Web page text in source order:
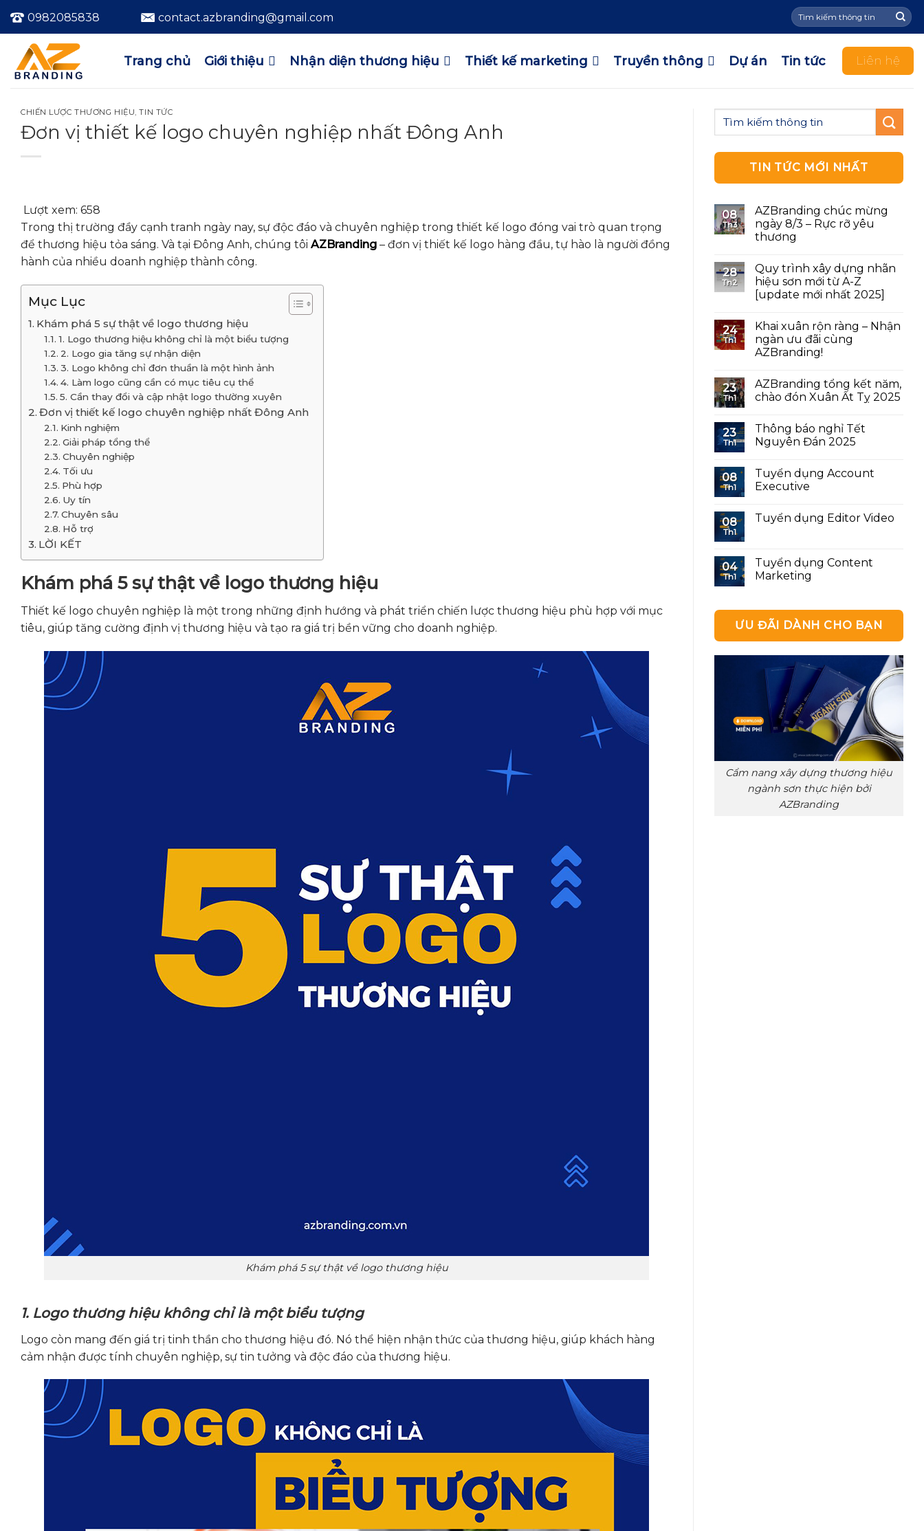
qua
dung
0982085838 contact.azbranding@gmail.com
Tìm
kiếm:
Trang chủ Giới thiệu Nhận diện thương hiệu Thiết kế marketing Truyền thông Dự án Tin tức Liên hệ
CHIẾN LƯỢC THƯƠNG HIỆU,TIN TỨC
Đơn vị thiết kế logo chuyên nghiệp nhất Đông Anh
Lượt xem: 658
Trong thị trường đầy cạnh tranh ngày nay, sự độc đáo và chuyên nghiệp trong thiết kế logo đóng vai trò quan trọng
để thương hiệu tỏa sáng. Và tại Đông Anh, chúng tôi AZBranding – đơn vị thiết kế logo hàng đầu, tự hào là người đồng
hành của nhiều doanh nghiệp thành công.
Mục Lục
Khám phá 5 sự thật về logo thương hiệu
1. Logo thương hiệu không chỉ là một biểu tượng
2. Logo gia tăng sự nhận diện
3. Logo không chỉ đơn thuần là một hình ảnh
4. Làm logo cũng cần có mục tiêu cụ thể
5. Cần thay đổi và cập nhật logo thường xuyên
Đơn vị thiết kế logo chuyên nghiệp nhất Đông Anh
Kinh nghiệm
Giải pháp tổng thể
Chuyên nghiệp
Tối ưu
Phù hợp
Uy tín
Chuyên sâu
Hỗ trợ
LỜI KẾT
Khám phá 5 sự thật về logo thương hiệu
Thiết kế logo chuyên nghiệp là một trong những định hướng và phát triển chiến lược thương hiệu phù hợp với mục
tiêu, giúp tăng cường định vị thương hiệu và tạo ra giá trị bền vững cho doanh nghiệp.
Khám phá 5 sự thật về logo thương hiệu
1. Logo thương hiệu không chỉ là một biểu tượng
Logo còn mang đến giá trị tinh thần cho thương hiệu đó. Nó thể hiện nhận thức của thương hiệu, giúp khách hàng
cảm nhận được tính chuyên nghiệp, sự tin tưởng và độc đáo của thương hiệu.
TIN TỨC MỚI NHẤT
08
Th3
AZBranding chúc mừng
ngày 8/3 – Rực rỡ yêu
thương
28
Th2
Quy trình xây dựng nhãn
hiệu sơn mới từ A-Z
[update mới nhất 2025]
24
Th1
Khai xuân rộn ràng – Nhận
ngàn ưu đãi cùng
AZBranding!
23
Th1
AZBranding tổng kết năm,
chào đón Xuân Ất Tỵ 2025
23
Th1
Thông báo nghỉ Tết
Nguyên Đán 2025
08
Th1
Tuyển dụng Account
Executive
08
Th1
Tuyển dụng Editor Video
04
Th1
Tuyển dụng Content
Marketing
ƯU ĐÃI DÀNH CHO BẠN
Cẩm nang xây dựng thương hiệu
ngành sơn thực hiện bởi
AZBranding